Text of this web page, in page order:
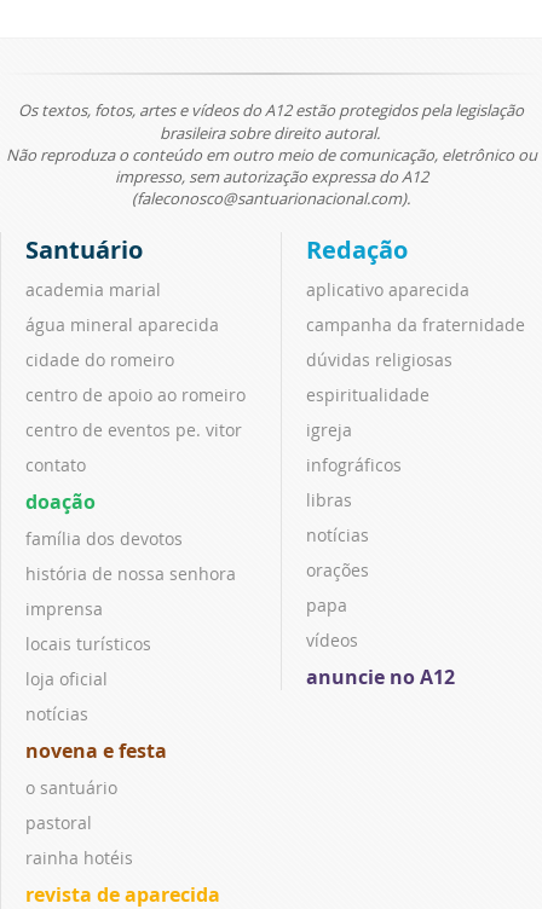
Os textos, fotos, artes e vídeos do A12 estão protegidos pela legislação
brasileira sobre direito autoral.
Não reproduza o conteúdo em outro meio de comunicação, eletrônico ou
impresso, sem autorização expressa do A12
(faleconosco@santuarionacional.com).
Santuário
academia marial
água mineral aparecida
cidade do romeiro
centro de apoio ao romeiro
centro de eventos pe. vitor
contato
doação
família dos devotos
história de nossa senhora
imprensa
locais turísticos
loja oficial
notícias
novena e festa
o santuário
pastoral
rainha hotéis
revista de aparecida
Redação
aplicativo aparecida
campanha da fraternidade
dúvidas religiosas
espiritualidade
igreja
infográficos
libras
notícias
orações
papa
vídeos
anuncie no A12